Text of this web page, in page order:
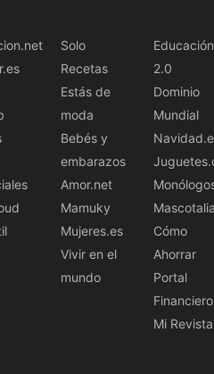
Solo
Recetas
Estás de
moda
Bebés y
embarazos
Amor.net
Mamuky
Mujeres.es
Vivir en el
mundo
Educación
2.0
Dominio
Mundial
Cómo
Ahorrar
Portal
Financiero
Mi Revista